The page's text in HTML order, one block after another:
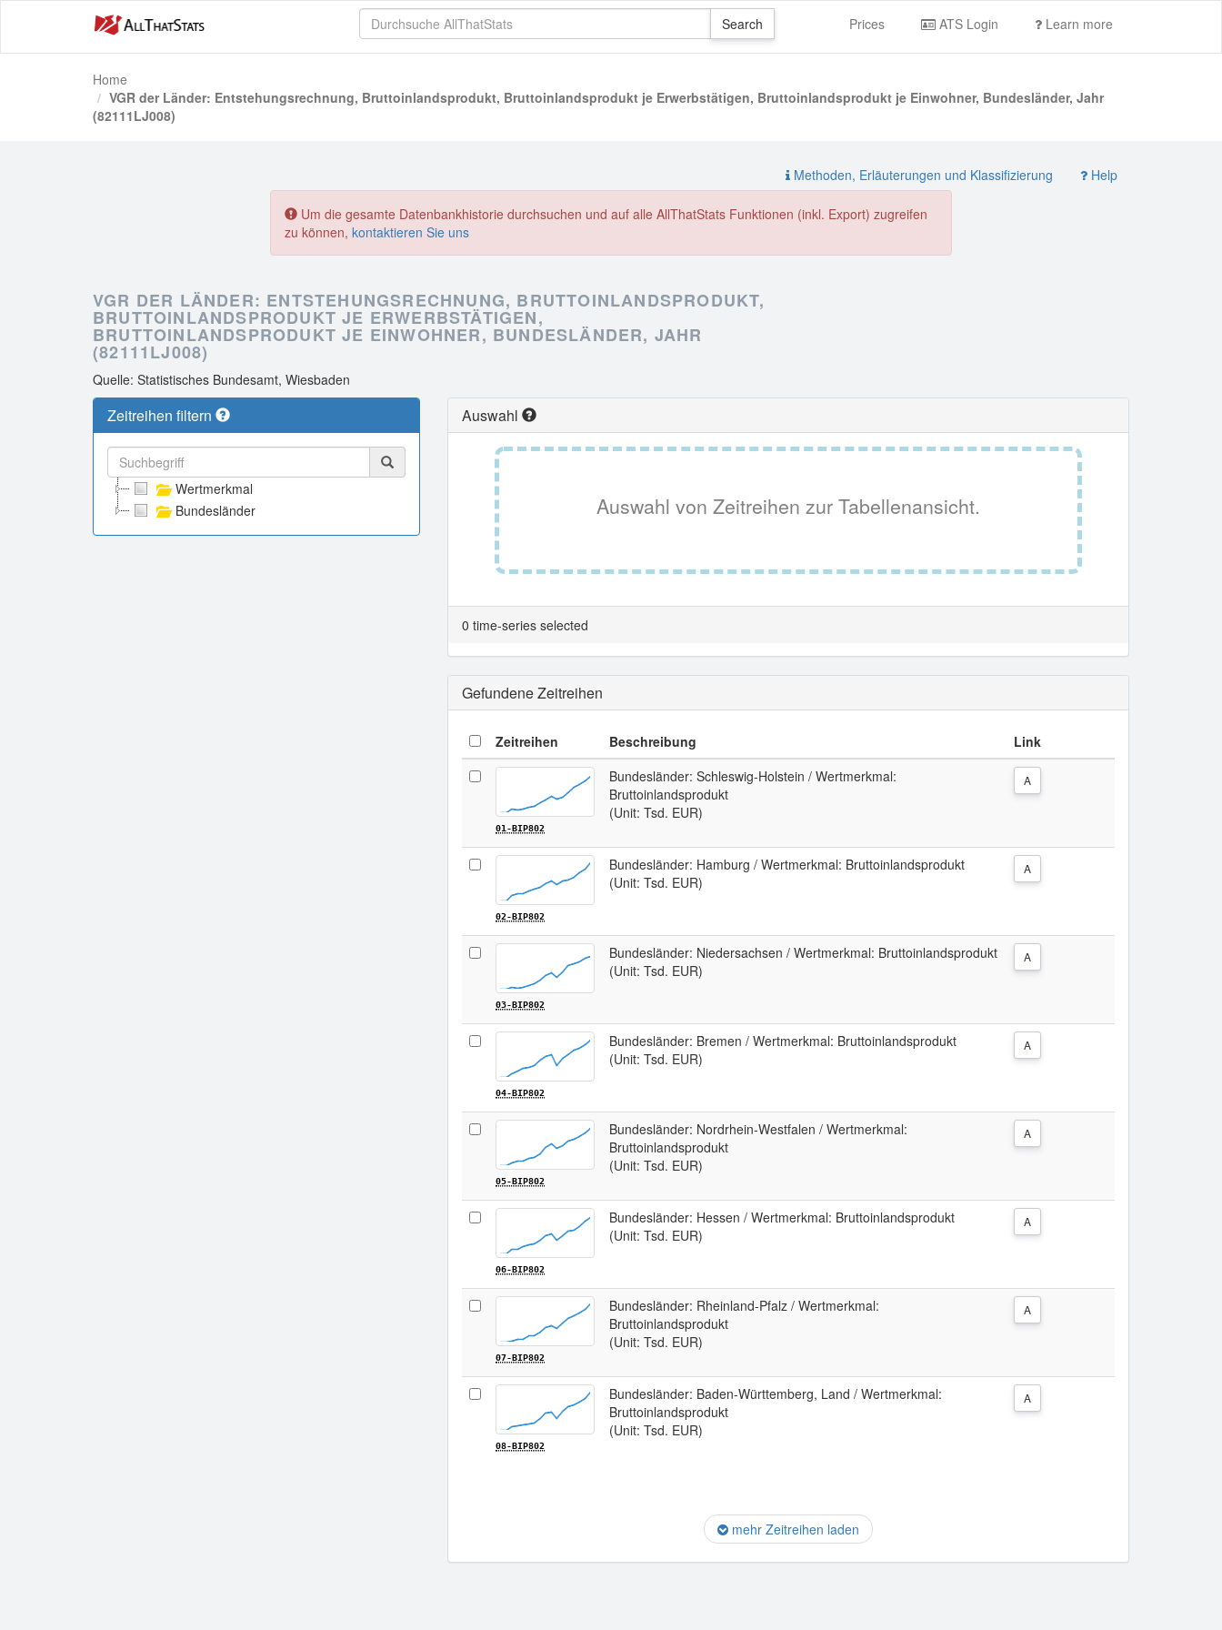
Prices ATS Login Learn more
Home
VGR der Länder: Entstehungsrechnung, Bruttoinlandsprodukt, Bruttoinlandsprodukt je Erwerbstätigen, Bruttoinlandsprodukt je Einwohner, Bundesländer, Jahr
(82111LJ008)
Methoden, Erläuterungen und Klassifizierung Help
Um die gesamte Datenbankhistorie durchsuchen und auf alle AllThatStats Funktionen (inkl. Export) zugreifen
zu können, kontaktieren Sie uns
VGR DER LÄNDER: ENTSTEHUNGSRECHNUNG, BRUTTOINLANDSPRODUKT,
BRUTTOINLANDSPRODUKT JE ERWERBSTÄTIGEN,
BRUTTOINLANDSPRODUKT JE EINWOHNER, BUNDESLÄNDER, JAHR
(82111LJ008)
Quelle: Statistisches Bundesamt, Wiesbaden
Zeitreihen filtern
Wertmerkmal
Bundesländer
Auswahl
Auswahl von Zeitreihen zur Tabellenansicht.
0 time-series selected
Gefundene Zeitreihen
Zeitreihen Beschreibung Link
01-BIP802
Bundesländer: Schleswig-Holstein / Wertmerkmal:
Bruttoinlandsprodukt
(Unit: Tsd. EUR)
A
02-BIP802
Bundesländer: Hamburg / Wertmerkmal: Bruttoinlandsprodukt
(Unit: Tsd. EUR)
A
03-BIP802
Bundesländer: Niedersachsen / Wertmerkmal: Bruttoinlandsprodukt
(Unit: Tsd. EUR)
A
04-BIP802
Bundesländer: Bremen / Wertmerkmal: Bruttoinlandsprodukt
(Unit: Tsd. EUR)
A
05-BIP802
Bundesländer: Nordrhein-Westfalen / Wertmerkmal:
Bruttoinlandsprodukt
(Unit: Tsd. EUR)
A
06-BIP802
Bundesländer: Hessen / Wertmerkmal: Bruttoinlandsprodukt
(Unit: Tsd. EUR)
A
07-BIP802
Bundesländer: Rheinland-Pfalz / Wertmerkmal:
Bruttoinlandsprodukt
(Unit: Tsd. EUR)
A
08-BIP802
Bundesländer: Baden-Württemberg, Land / Wertmerkmal:
Bruttoinlandsprodukt
(Unit: Tsd. EUR)
A
mehr Zeitreihen laden